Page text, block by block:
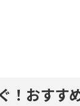
！おすす